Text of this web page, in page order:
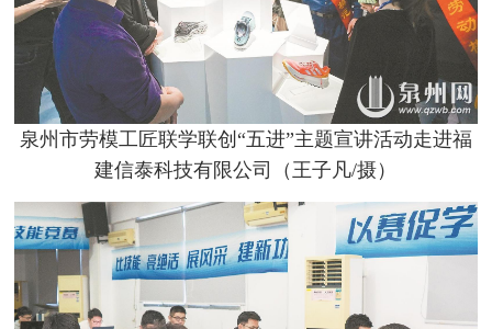
泉州市劳模工匠联学联创“五进”主题宣讲活动走进福
建信泰科技有限公司（王子凡/摄）